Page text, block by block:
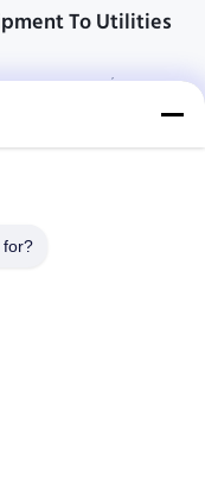
To Utilities
στις απαιτήσεις των
Hongya, Κίνα
for?